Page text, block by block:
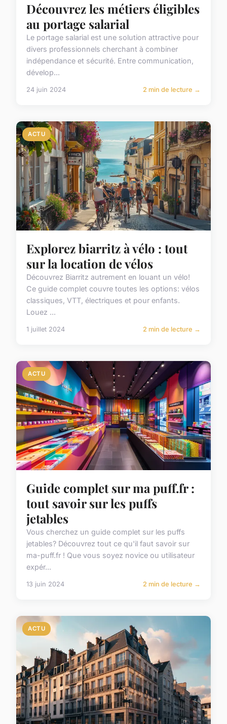
Découvrez les métiers éligibles
au portage salarial
Le portage salarial est une solution attractive pour
divers professionnels cherchant à combiner
indépendance et sécurité. Entre communication,
dévelop...
24 juin 2024 2 min de lecture →
ACTU
Explorez biarritz à vélo : tout
sur la location de vélos
Découvrez Biarritz autrement en louant un vélo!
Ce guide complet couvre toutes les options: vélos
classiques, VTT, électriques et pour enfants.
Louez ...
1 juillet 2024 2 min de lecture →
ACTU
Guide complet sur ma puff.fr :
tout savoir sur les puffs
jetables
Vous cherchez un guide complet sur les puffs
jetables? Découvrez tout ce qu'il faut savoir sur
ma-puff.fr ! Que vous soyez novice ou utilisateur
expér...
13 juin 2024 2 min de lecture →
ACTU